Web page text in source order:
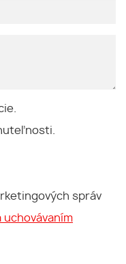
správ
uchovávaním